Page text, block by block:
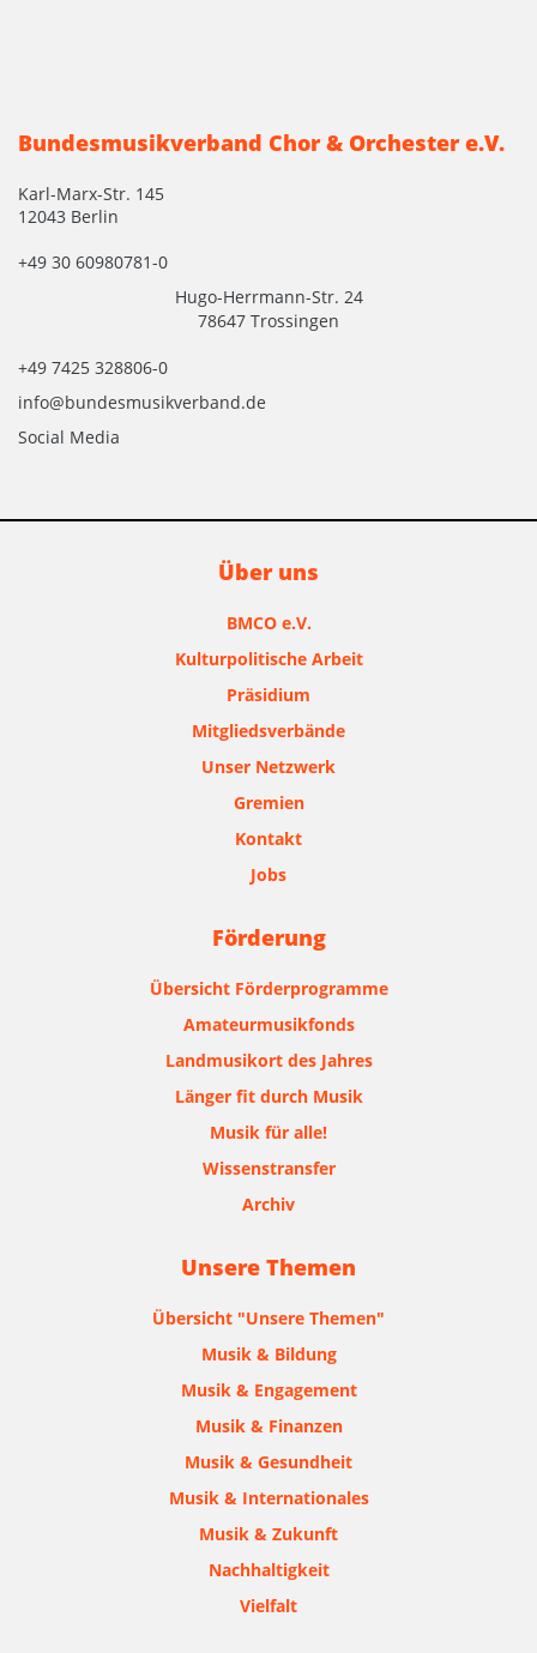
Bundesmusikverband Chor & Orchester e.V.
Karl-Marx-Str. 145
12043 Berlin
+49 30 60980781-0
Hugo-Herrmann-Str. 24
78647 Trossingen
+49 7425 328806-0
info@bundesmusikverband.de
Social Media
Über uns
BMCO e.V.
Kulturpolitische Arbeit
Präsidium
Mitgliedsverbände
Unser Netzwerk
Gremien
Kontakt
Jobs
Förderung
Übersicht Förderprogramme
Amateurmusikfonds
Landmusikort des Jahres
Länger fit durch Musik
Musik für alle!
Wissenstransfer
Archiv
Unsere Themen
Übersicht "Unsere Themen"
Musik & Bildung
Musik & Engagement
Musik & Finanzen
Musik & Gesundheit
Musik & Internationales
Musik & Zukunft
Nachhaltigkeit
Vielfalt